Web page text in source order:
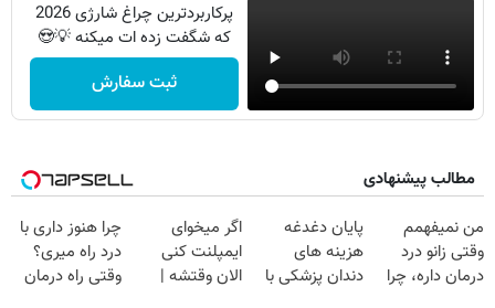
پرکاربردترین چراغ شارژی 2026
که شگفت زده ات میکنه 💡😍
ثبت سفارش
مطالب پیشنهادی
من نمیفهمم
وقتی زانو درد
درمان داره، چرا
پایان دغدغه
هزینه های
دندان پزشکی با
اگر میخوای
ایمپلنت کنی
الان وقتشه |
چرا هنوز داری با
درد راه میری؟
وقتی راه درمان